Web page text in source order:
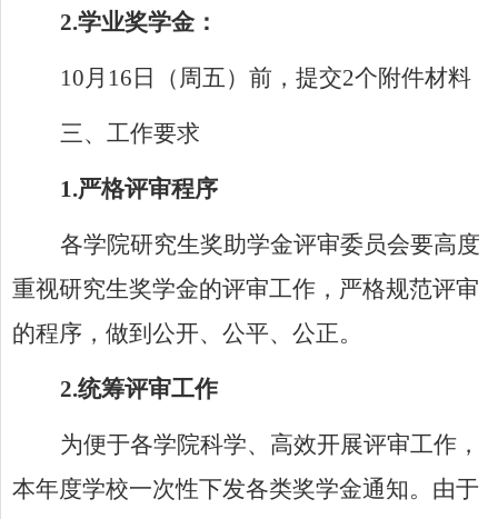
2.学业奖学金：
10月 16 日（周五）前，提交2个附件材料
三、工作要求
1.严格评审程序
各学院研究生奖助学金评审委员会要高度
重视研究生奖学金的评审工作，严格规范评审
的程序，做到公开、公平、公正。
2.统筹评审工作
为便于各学院科学、高效开展评审工作，
本年度学校一次性下发各类奖学金通知。由于